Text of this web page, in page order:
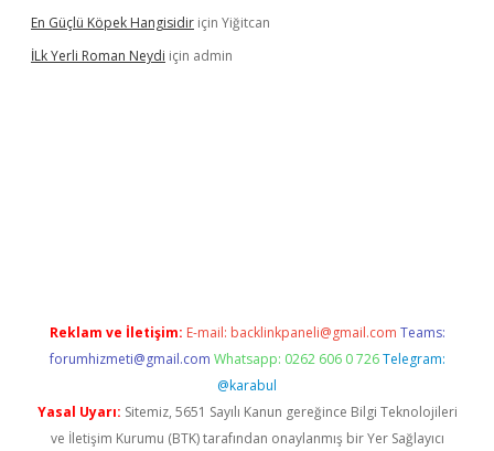
En Güçlü Köpek Hangisidir için Yiğitcan
İLk Yerli Roman Neydi için admin
Reklam ve İletişim: E-mail: backlinkpaneli@gmail.com Teams:
forumhizmeti@gmail.com Whatsapp: 0262 606 0 726 Telegram:
@karabul
Yasal Uyarı: Sitemiz, 5651 Sayılı Kanun gereğince Bilgi Teknolojileri
ve İletişim Kurumu (BTK) tarafından onaylanmış bir Yer Sağlayıcı